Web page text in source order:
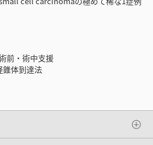
前・術中支援
錐体到達法